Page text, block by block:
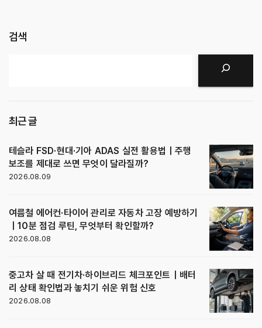
검색
최근 글
테슬라 FSD·현대·기아 ADAS 실전 활용법｜주행
보조를 제대로 쓰면 무엇이 달라질까?
2026.08.09
여름철 에어컨·타이어 관리로 자동차 고장 예방하기
｜10분 점검 루틴, 무엇부터 확인할까?
2026.08.08
중고차 살 때 전기차·하이브리드 체크포인트｜배터
리 상태 확인법과 놓치기 쉬운 위험 신호
2026.08.08